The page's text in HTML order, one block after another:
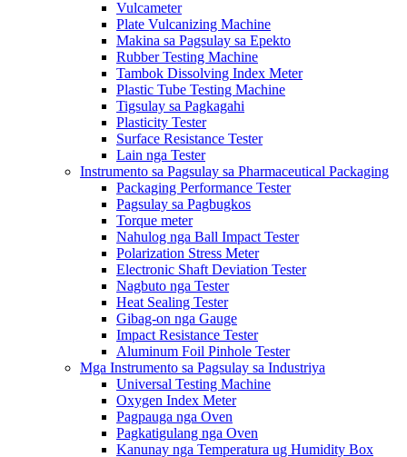
Vulcameter
Plate Vulcanizing Machine
Makina sa Pagsulay sa Epekto
Rubber Testing Machine
Tambok Dissolving Index Meter
Plastic Tube Testing Machine
Tigsulay sa Pagkagahi
Plasticity Tester
Surface Resistance Tester
Lain nga Tester
Instrumento sa Pagsulay sa Pharmaceutical Packaging
Packaging Performance Tester
Pagsulay sa Pagbugkos
Torque meter
Nahulog nga Ball Impact Tester
Polarization Stress Meter
Electronic Shaft Deviation Tester
Nagbuto nga Tester
Heat Sealing Tester
Gibag-on nga Gauge
Impact Resistance Tester
Aluminum Foil Pinhole Tester
Mga Instrumento sa Pagsulay sa Industriya
Universal Testing Machine
Oxygen Index Meter
Pagpauga nga Oven
Pagkatigulang nga Oven
Kanunay nga Temperatura ug Humidity Box